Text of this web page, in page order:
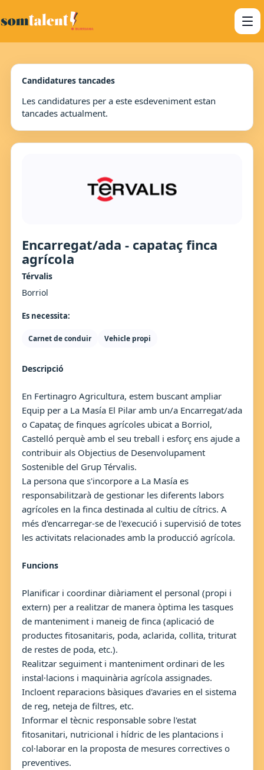
Candidatures tancades
Les candidatures per a este esdeveniment estan
tancades actualment.
Encarregat/ada - capataç finca
agrícola
Térvalis
Borriol
Es necessita:
Carnet de conduir Vehicle propi
Descripció
En Fertinagro Agricultura, estem buscant ampliar
Equip per a La Masía El Pilar amb un/a Encarregat/ada
o Capataç de finques agrícoles ubicat a Borriol,
Castelló perquè amb el seu treball i esforç ens ajude a
contribuir als Objectius de Desenvolupament
Sostenible del Grup Térvalis.
La persona que s'incorpore a La Masía es
responsabilitzarà de gestionar les diferents labors
agrícoles en la finca destinada al cultiu de cítrics. A
més d'encarregar-se de l'execució i supervisió de totes
les activitats relacionades amb la producció agrícola.
Funcions
Planificar i coordinar diàriament el personal (propi i
extern) per a realitzar de manera òptima les tasques
de manteniment i maneig de finca (aplicació de
productes fitosanitaris, poda, aclarida, collita, triturat
de restes de poda, etc.).
Realitzar seguiment i manteniment ordinari de les
instal·lacions i maquinària agrícola assignades.
Incloent reparacions bàsiques d'avaries en el sistema
de reg, neteja de filtres, etc.
Informar el tècnic responsable sobre l'estat
fitosanitari, nutricional i hídric de les plantacions i
col·laborar en la proposta de mesures correctives o
preventives.